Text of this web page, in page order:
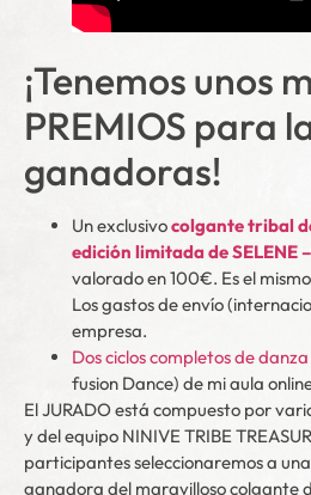
¡Tenemos unos
PREMIOS para
ganadoras!
Un exclusivocolgante tribal
edición limitada de SELENE
valorado en 100€. Es el
Los gastos de envío
empresa.
Dos ciclos completos de
fusion Dance) de mi aula
El JURADO está compuesto por
y del equipo NINIVE TRIBE
participantes seleccionaremos a
ganadora del maravilloso colgante